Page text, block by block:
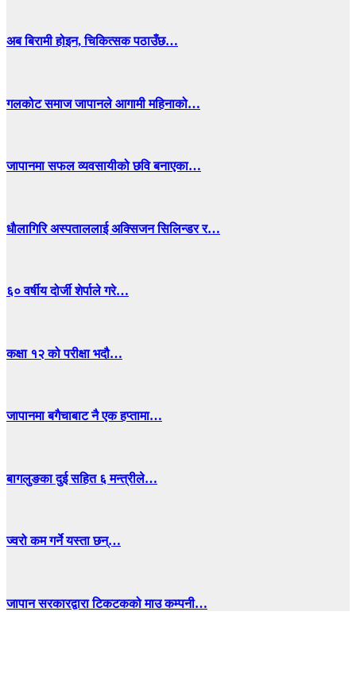
अब बिरामी होइन, चिकित्सक पठाउँछ…
गलकोट समाज जापानले आगामी महिनाको…
जापानमा सफल व्यवसायीको छवि बनाएका…
धाैलागिरि अस्पताललाई अक्सिजन सिलिन्डर र…
६० वर्षीय दोर्जी शेर्पाले गरे…
कक्षा १२ को परीक्षा भदौ…
जापानमा बगैचाबाट नै एक हप्तामा…
बागलुङका दुई सहित ६ मन्त्रीले…
ज्वरो कम गर्ने यस्ता छन्…
जापान सरकारद्वारा टिकटकको माउ कम्पनी…